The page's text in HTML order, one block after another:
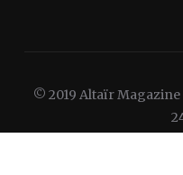
© 2019 Altaïr Magazine